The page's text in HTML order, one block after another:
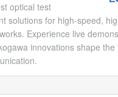
optical test
solutions for high-speed,
Experience live
innovations shape